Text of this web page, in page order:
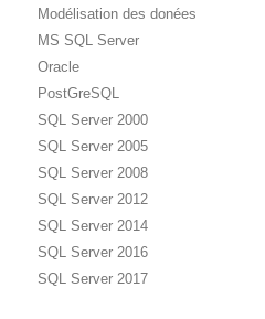
Modélisation des donées
MS SQL Server
Oracle
PostGreSQL
SQL Server 2000
SQL Server 2005
SQL Server 2008
SQL Server 2012
SQL Server 2014
SQL Server 2016
SQL Server 2017